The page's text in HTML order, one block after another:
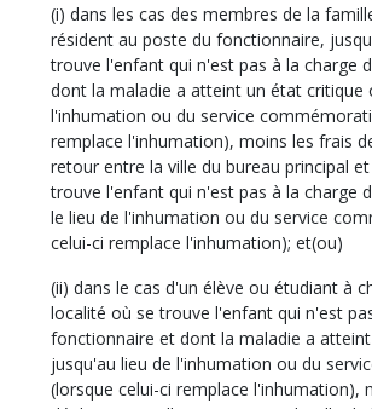
(i) dans les cas des membres de la
résident au poste du fonctionnaire,
trouve l'enfant qui n'est pas à la charge
dont la maladie a atteint un état critique
l'inhumation ou du service
remplace l'inhumation), moins les frais
retour entre la ville du bureau principal
trouve l'enfant qui n'est pas à la charge
le lieu de l'inhumation ou du service
celui-ci remplace l'inhumation); et(ou)
(ii) dans le cas d'un élève ou étudiant à
localité où se trouve l'enfant qui n'est
fonctionnaire et dont la maladie a
jusqu'au lieu de l'inhumation ou du
(lorsque celui-ci remplace l'inhumation),